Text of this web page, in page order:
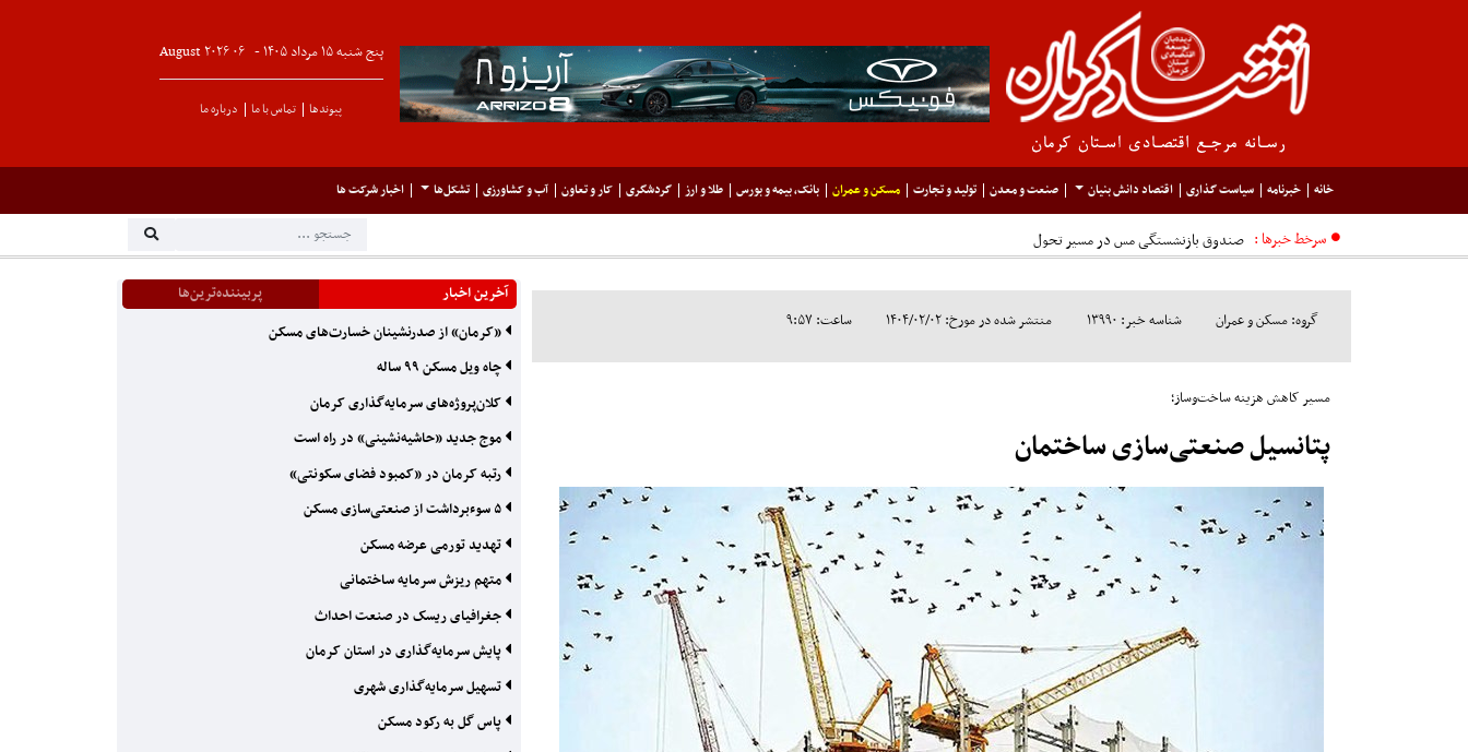
پنج شنبه ۱۵ مرداد ۱۴۰۵ - ۰۶August۲۰۲۶
پیوندها تماس با ما درباره ما
خانه خبرنامه سیاست گذاری اقتصاد دانش بنیان صنعت و معدن تولید و تجارت مسکن و عمران بانک، بیمه و بورس طلا و ارز گردشگری کار و تعاون آب و کشاورزی تشکل‌ها اخبار شرکت ها
سرخط خبرها :
گروه: مسکن و عمران شناسه خبر: ۱۳۹۹۰ منتشر شده در مورخ: ۱۴۰۴/۰۲/۰۲ ساعت: ۹:۵۷
مسیر کاهش هزینه ساخت‌وساز؛
پتانسیل صنعتی‏‏‌سازی ساختمان
آخرین اخبار
پربیننده‌ترین‌ها
«کرمان» از صدرنشینان خسارت‌های مسکن
چاه ویل مسکن ۹۹ ساله
کلان‌پروژه‌های سرمایه‌گذاری کرمان
موج جدید «حاشیه‌نشینی» در راه است
رتبه کرمان در «کمبود فضای سکونتی»
۵ سوءبرداشت از صنعتی‌سازی مسکن
تهدید تورمی عرضه مسکن
متهم ریزش سرمایه ساختمانی
جغرافیای ریسک در صنعت احداث
پایش سرمایه‌گذاری در استان کرمان
تسهیل سرمایه‌گذاری شهری
پاس گل به رکود مسکن